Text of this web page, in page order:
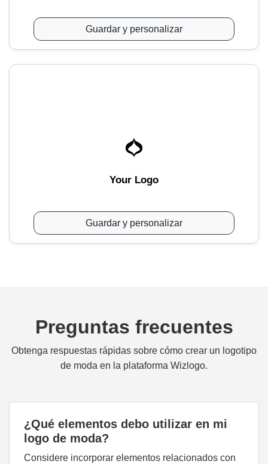
Guardar y personalizar
Your Logo
Guardar y personalizar
Preguntas frecuentes
Obtenga respuestas rápidas sobre cómo crear un logotipo
de moda en la plataforma Wizlogo.
¿Qué elementos debo utilizar en mi
logo de moda?
Considere incorporar elementos relacionados con